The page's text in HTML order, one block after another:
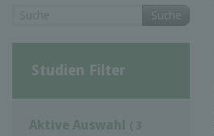
Suche
Studien Filter
Aktive Auswahl ( 3